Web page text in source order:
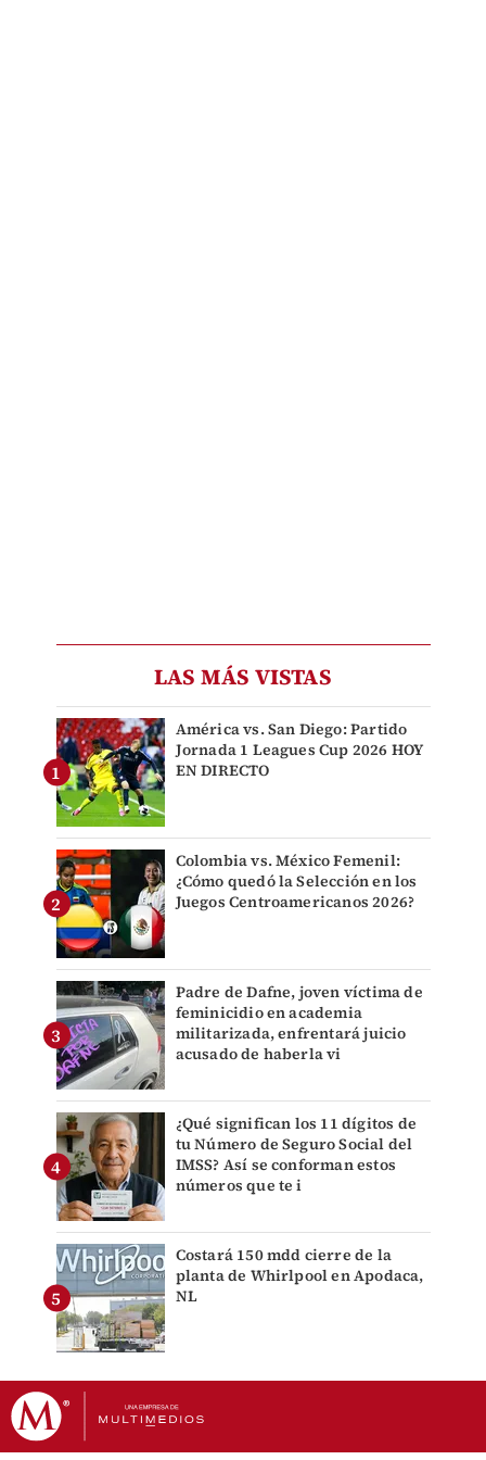
LAS MÁS VISTAS
América vs. San Diego: Partido
Jornada 1 Leagues Cup 2026 HOY
EN DIRECTO
Colombia vs. México Femenil:
¿Cómo quedó la Selección en los
Juegos Centroamericanos 2026?
Padre de Dafne, joven víctima de
feminicidio en academia
militarizada, enfrentará juicio
acusado de haberla vi
¿Qué significan los 11 dígitos de
tu Número de Seguro Social del
IMSS? Así se conforman estos
números que te i
Costará 150 mdd cierre de la
planta de Whirlpool en Apodaca,
NL